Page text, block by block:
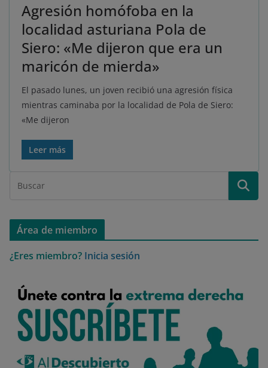
Agresión homófoba en la
localidad asturiana Pola de
Siero: «Me dijeron que era un
maricón de mierda»
El pasado lunes, un joven recibió una agresión física
mientras caminaba por la localidad de Pola de Siero:
«Me dijeron
Leer más
Área de miembro
¿Eres miembro? Inicia sesión